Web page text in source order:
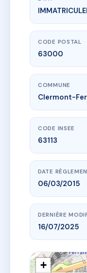
LE
6 all des jardins
CODE POSTAL
63000
COMMUNE
Clermont-
CODE INSEE
63113
DATE
06/03/2015
DERNIÈRE
16/07/2025
+